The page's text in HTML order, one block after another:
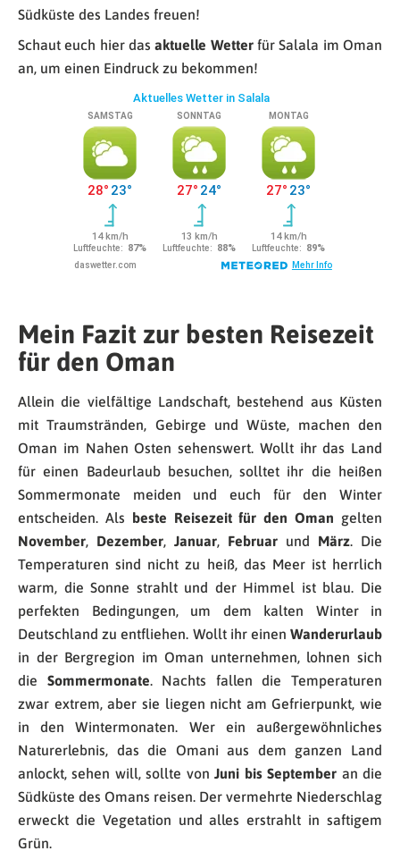
Südküste des Landes freuen!
Schaut euch hier dasaktuelle Wetterfür Salala im Oman
an, um einen Eindruck zu bekommen!
Mein Fazit zur besten Reisezeit
für den Oman
Allein die vielfältige Landschaft, bestehend aus Küsten
mit Traumstränden, Gebirge und Wüste, machen den
Oman im Nahen Osten sehenswert. Wollt ihr das Land
für einen Badeurlaub besuchen, solltet ihr die heißen
Sommermonate meiden und euch für den Winter
entscheiden. Als beste Reisezeit für den Oman gelten
November, Dezember, Januar, Februar und März. Die
Temperaturen sind nicht zu heiß, das Meer ist herrlich
warm, die Sonne strahlt und der Himmel ist blau. Die
perfekten Bedingungen, um dem kalten Winter in
Deutschland zu entfliehen. Wollt ihr einen Wanderurlaub
in der Bergregion im Oman unternehmen, lohnen sich
die Sommermonate. Nachts fallen die Temperaturen
zwar extrem, aber sie liegen nicht am Gefrierpunkt, wie
in den Wintermonaten. Wer ein außergewöhnliches
Naturerlebnis, das die Omani aus dem ganzen Land
anlockt, sehen will, sollte vonJuni bis September an die
Südküste des Omans reisen. Der vermehrte Niederschlag
erweckt die Vegetation und alles erstrahlt in saftigem
Grün.